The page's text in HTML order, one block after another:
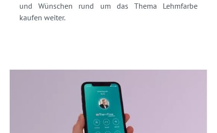
und Wünschen rund um das Thema Lehmfarbe
kaufen weiter.